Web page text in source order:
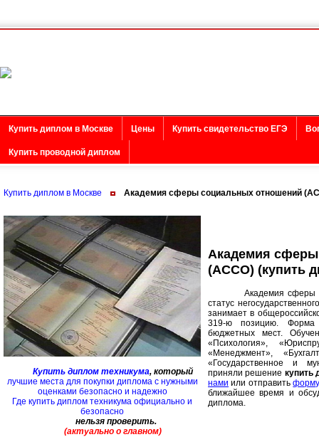
Купить диплом в Москве Цены Купить свидетельство ЕГЭ
Купить проводной диплом
Купить диплом в Москве Академия сферы социальных отношений
Купить диплом техникума, который
лучшие места для покупки диплома с нужными
оценками безопасно и надежно
Где купить диплом техникума официально и
безопасно
нельзя проверить.
(актуально о главном)
Академия
(АССО) (купить
Академия сферы
статус
занимает в
319-ю позицию. Форма
бюджетных мест.
«Психология»,
«Менеджмент»,
«Государственное и
приняли решение купить
нами или отправить
ближайшее время и
диплома.